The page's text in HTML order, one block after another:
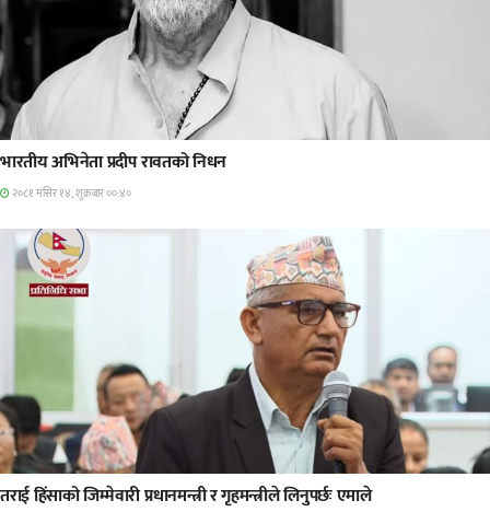
अन्तराष्ट्रिय
भारतीय अभिनेता प्रदीप रावतको निधन
२०८१ मंसिर १४, शुक्रबार ००:४०
प्रमुख सामाचार
तराई हिंसाको जिम्मेवारी प्रधानमन्त्री र गृहमन्त्रीले लिनुपर्छः एमाले